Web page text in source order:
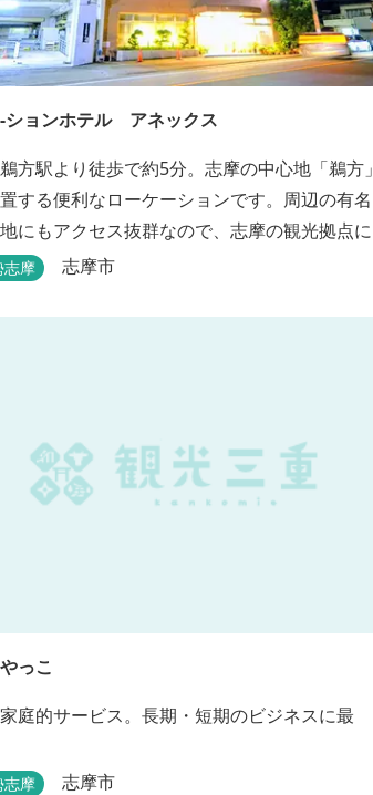
ションホテル アネックス
方駅より徒歩で約5分。志摩の中心地「鵜方」
する便利なローケーションです。周辺の有名
にもアクセス抜群なので、志摩の観光拠点に
です。
志摩 志摩市
っこ
庭的サービス。長期・短期のビジネスに最
志摩 志摩市